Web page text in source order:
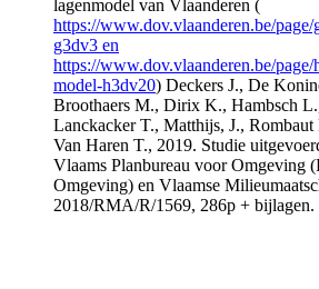
lagenmodel van Vlaanderen (
https://www.dov.vlaanderen.be/
g3dv3 en
https://www.dov.vlaanderen.be/
model-h3dv20) Deckers J., De
Broothaers M., Dirix K., Hambsch
Lanckacker T., Matthijs, J.,
Van Haren T., 2019. Studie
Vlaams Planbureau voor Omgeving
Omgeving) en Vlaamse
2018/RMA/R/1569, 286p + bijlagen.